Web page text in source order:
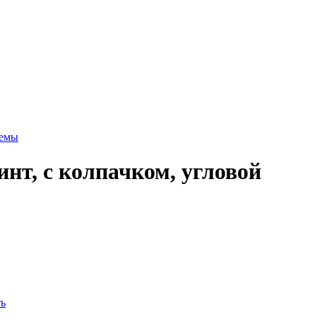
с колпачком, угловой